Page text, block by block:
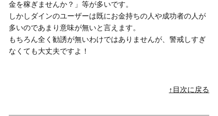
金を稼ぎませんか？」等が多いです。
しかしダインのユーザーは既にお金持ちの人や成功者の人が
多いのであまり意味が無いと言えます。
もちろん全く勧誘が無いわけではありませんが、警戒しすぎ
なくても大丈夫ですよ！
↑目次に戻る